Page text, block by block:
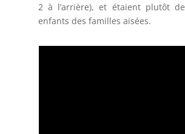
2 à l’arrière), et étaient plutôt
enfants des familles aisées.